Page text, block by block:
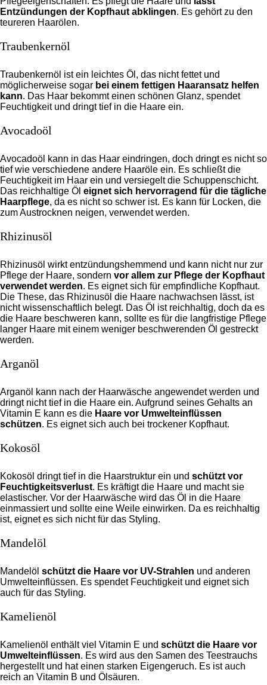
Entzündungen der Kopfhaut abklingen. Es gehört zu den
teureren Haarölen.
Traubenkernöl
Traubenkernöl ist ein leichtes Öl, das nicht fettet und
möglicherweise sogar bei einem fettigen Haaransatz helfen
kann. Das Haar bekommt einen schönen Glanz, spendet
Feuchtigkeit und dringt tief in die Haare ein.
Avocadoöl
Avocadoöl kann in das Haar eindringen, doch dringt es nicht so
tief wie verschiedene andere Haaröle ein. Es schließt die
Feuchtigkeit im Haar ein und versiegelt die Schuppenschicht.
Das reichhaltige Öl eignet sich hervorragend für die tägliche
Haarpflege, da es nicht so schwer ist. Es kann für Locken, die
zum Austrocknen neigen, verwendet werden.
Rhizinusöl
Rhizinusöl wirkt entzündungshemmend und kann nicht nur zur
Pflege der Haare, sondern vor allem zur Pflege der Kopfhaut
verwendet werden. Es eignet sich für empfindliche Kopfhaut.
Die These, das Rhizinusöl die Haare nachwachsen lässt, ist
nicht wissenschaftlich belegt. Das Öl ist reichhaltig, doch da es
die Haare beschweren kann, sollte es für die langfristige Pflege
langer Haare mit einem weniger beschwerenden Öl gestreckt
werden.
Arganöl
Arganöl kann nach der Haarwäsche angewendet werden und
dringt nicht tief in die Haare ein. Aufgrund seines Gehalts an
Vitamin E kann es die Haare vor Umwelteinflüssen
schützen. Es eignet sich auch bei trockener Kopfhaut.
Kokosöl
Kokosöl dringt tief in die Haarstruktur ein und schützt vor
Feuchtigkeitsverlust. Es kräftigt die Haare und macht sie
elastischer. Vor der Haarwäsche wird das Öl in die Haare
einmassiert und sollte eine Weile einwirken. Da es reichhaltig
ist, eignet es sich nicht für das Styling.
Mandelöl
Mandelöl schützt die Haare vor UV-Strahlen und anderen
Umwelteinflüssen. Es spendet Feuchtigkeit und eignet sich
auch für das Styling.
Kamelienöl
Kamelienöl enthält viel Vitamin E und schützt die Haare vor
Umwelteinflüssen. Es wird aus den Samen des Teestrauchs
hergestellt und hat einen starken Eigengeruch. Es ist auch
reich an Vitamin B und Ölsäuren.